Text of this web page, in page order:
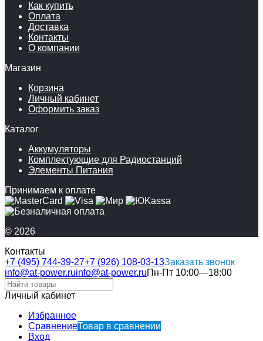
Как купить
Оплата
Доставка
Контакты
О компании
Магазин
Корзина
Личный кабинет
Оформить заказ
Каталог
Аккумуляторы
Комплектующие для Радиостанций
Элементы Питания
Принимаем к оплате
© 2026
Контакты
+7 (495) 744-39-27+7 (926) 108-03-13Заказать звонок
info@at-power.ruinfo@at-power.ruПн-Пт 10:00—18:00
Личный кабинет
Избранное
СравнениеТовар в сравнении
Вход